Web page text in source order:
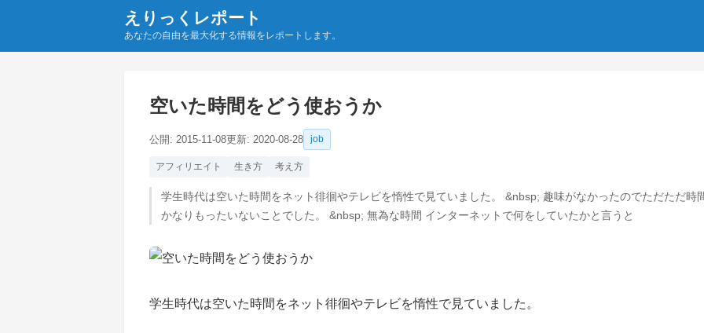
えりっくレポート
あなたの自由を最大化する情報をレポートします。
空いた時間をどう使おうか
公開: 2015-11-08更新: 2020-08-28 job
アフィリエイト 生き方 考え方
学生時代は空いた時間をネット徘徊やテレビを惰性で見ていました。 &nbsp; 趣味がなかったのでただただ時
かなりもったいないことでした。 &nbsp; 無為な時間 インターネットで何をしていたかと言うと
学生時代は空いた時間をネット徘徊やテレビを惰性で見ていました。